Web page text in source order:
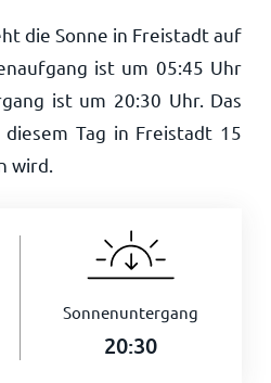
die Sonne in Freistadt auf
ist um 05:45 Uhr
ist um 20:30 Uhr. Das
Tag in Freistadt 15
wird.
Sonnenuntergang
20:30